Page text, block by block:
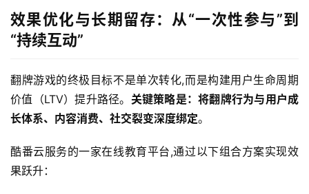
效果优化与长期留存：从“一次性参与”到
“持续互动”
翻牌游戏的终极目标不是单次转化,而是构建用户生命周期
价值（LTV）提升路径。 关键策略是：将翻牌行为与用户成
长体系、内容消费、社交裂变深度绑定。
酷番云服务的一家在线教育平台,通过以下组合方案实现效
果跃升：